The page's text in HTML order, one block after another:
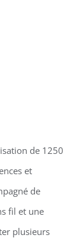
de 1250
et
de
fil et une
plusieurs